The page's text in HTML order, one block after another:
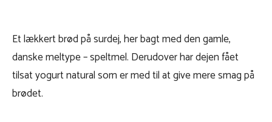
Et lækkert brød på surdej, her bagt med den gamle,
danske meltype – speltmel. Derudover har dejen fået
tilsat yogurt natural som er med til at give mere smag på
brødet.